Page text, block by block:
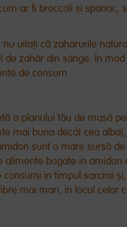
ar fi broccoli și spanac,
uitați că zaharurile
de zahăr din sânge. În mod
de consum.
a planului tău de masă
mai buna decât cea
sunt o mare sursă
alimente bogate in amidon
în timpul sarcinii
mai mari, în locul celor